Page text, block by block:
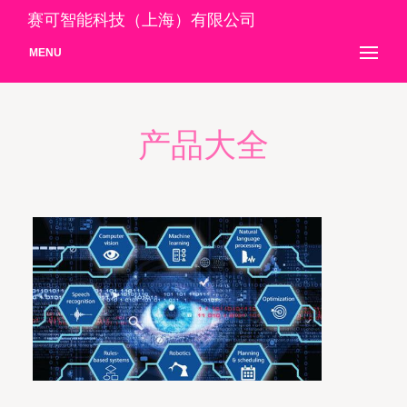
赛可智能科技（上海）有限公司
MENU
产品大全